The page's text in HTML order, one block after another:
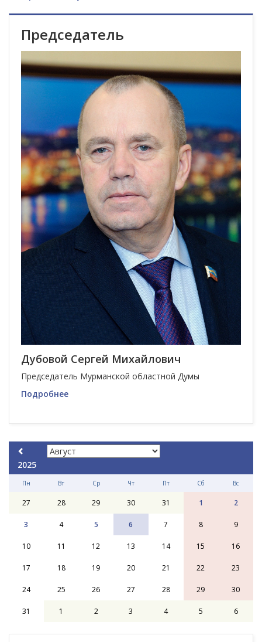
Председатель
Дубовой Сергей Михайлович
Председатель Мурманской областной Думы
Подробнее
2025
Пн Вт Ср Чт Пт Сб Вс
27 28 29 30 31 1 2
3 4 5 6 7 8 9
10 11 12 13 14 15 16
17 18 19 20 21 22 23
24 25 26 27 28 29 30
31 1 2 3 4 5 6